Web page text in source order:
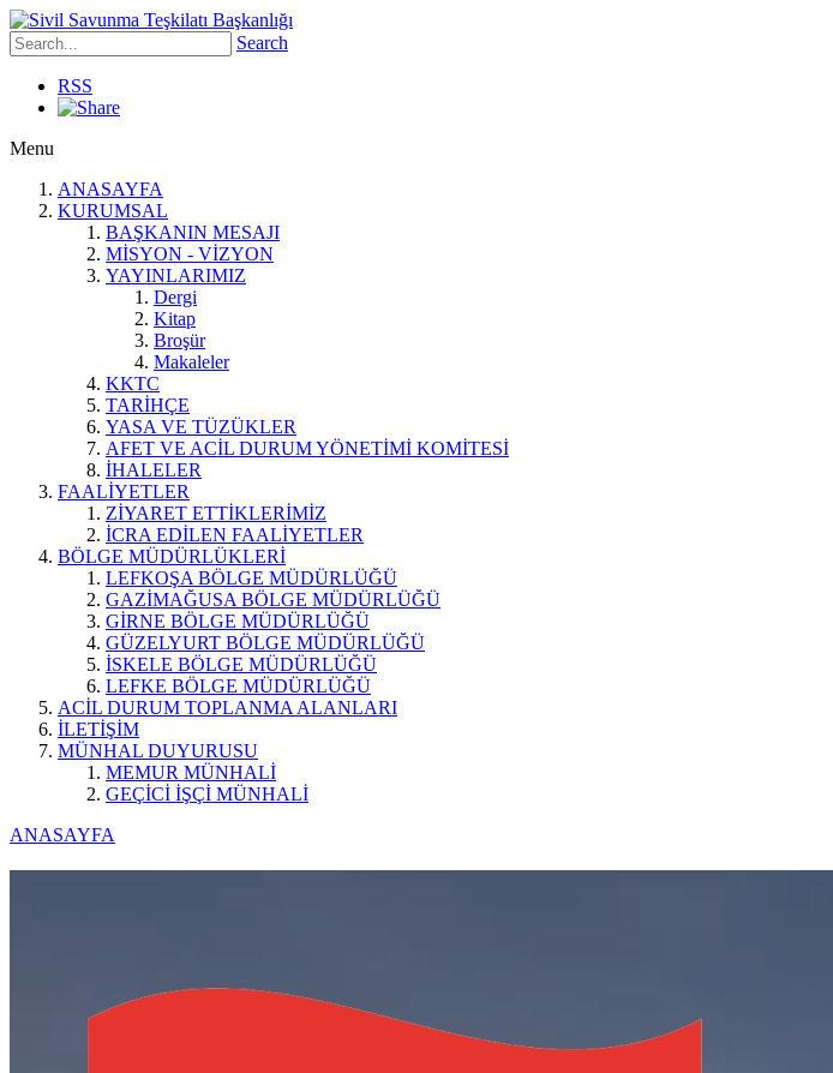
Search
RSS
Menu
ANASAYFA
KURUMSAL
BAŞKANIN MESAJI
MİSYON - VİZYON
YAYINLARIMIZ
Dergi
Kitap
Broşür
Makaleler
KKTC
TARİHÇE
YASA VE TÜZÜKLER
AFET VE ACİL DURUM YÖNETİMİ KOMİTESİ
İHALELER
FAALİYETLER
ZİYARET ETTİKLERİMİZ
İCRA EDİLEN FAALİYETLER
BÖLGE MÜDÜRLÜKLERİ
LEFKOŞA BÖLGE MÜDÜRLÜĞÜ
GAZİMAĞUSA BÖLGE MÜDÜRLÜĞÜ
GİRNE BÖLGE MÜDÜRLÜĞÜ
GÜZELYURT BÖLGE MÜDÜRLÜĞÜ
İSKELE BÖLGE MÜDÜRLÜĞÜ
LEFKE BÖLGE MÜDÜRLÜĞÜ
ACİL DURUM TOPLANMA ALANLARI
İLETİŞİM
MÜNHAL DUYURUSU
MEMUR MÜNHALİ
GEÇİCİ İŞÇİ MÜNHALİ
ANASAYFA